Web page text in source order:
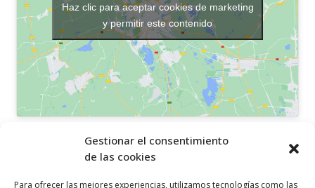
Gestionar el consentimiento
de las cookies
Para ofrecer las mejores experiencias, utilizamos tecnologías como las
Haz clic para aceptar cookies de marketing
y permitir este contenido
OTROS ENLACES